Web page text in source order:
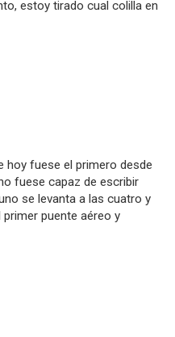
estoy tirado cual colilla en
hoy fuese el primero desde
fuese capaz de escribir
se levanta a las cuatro y
puente aéreo y